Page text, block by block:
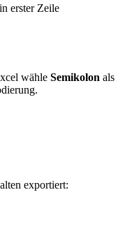
erster Zeile
wähle Semikolon als
exportiert: